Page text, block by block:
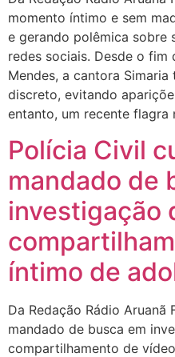
momento íntimo e sem
e gerando polêmica sobre
redes sociais. Desde o fim
Mendes, a cantora
discreto, evitando
entanto, um recente flagra
Polícia Civil
mandado de
investigação
íntimo de
Da Redação Rádio Aruanã
mandado de busca em
compartilhamento de